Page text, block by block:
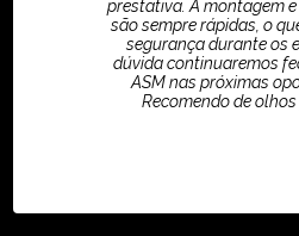
prestativa. A montagem
são sempre rápidas, o
segurança durante os
dúvida continuaremos
ASM nas próximas
Recomendo de